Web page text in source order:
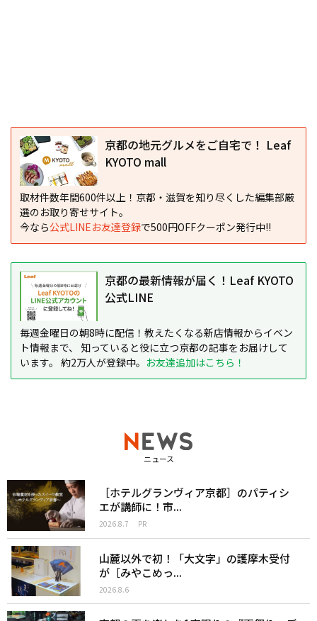
京都の地元グルメをご自宅で！ Leaf
KYOTO mall
取材件数年間600件以上！京都・滋賀を知り尽くした編集部厳
選のお取り寄せサイト。
今なら公式LINEお友達登録で500円OFFクーポン発行中!!
京都の最新情報が届く！Leaf KYOTO
公式LINE
毎週金曜日の朝8時に配信！教えたくなる新店情報からイベン
ト情報まで、 知っていると役に立つ京都の記事をお届けして
います。 約2万人が登録中。 お友達追加はこちら！
ニュース
［ホテルグランヴィア京都］のパティシ
エが講師に！市...
2026.8.7 PR
山麓以外で初！「大文字」の護摩木受付
が［みやこめっ...
2026.8.6